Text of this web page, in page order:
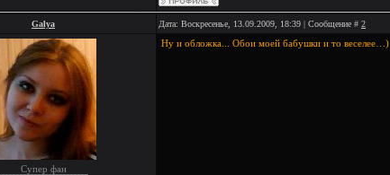
Galya Дата: Воскресенье, 13.09.2009, 18:39 | Сообщение # 2
Супер фан
Ну и обложка... Обои моей бабушки и то веселее…)